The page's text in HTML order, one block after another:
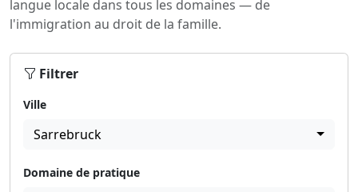
langue locale dans tous les domaines — de
l'immigration au droit de la famille.
Filtrer
Ville
Sarrebruck
Domaine de pratique